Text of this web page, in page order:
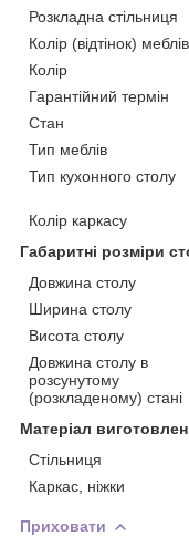
Розкладна стільниця
Колір (відтінок) меблів
Колір
Гарантійний термін
Стан
Тип меблів
Тип кухонного столу
Колір каркасу
Габаритні розміри
Довжина столу
Ширина столу
Висота столу
Довжина столу в
розсунутому
(розкладеному) стані
Матеріал
Стільниця
Каркас, ніжки
Приховати